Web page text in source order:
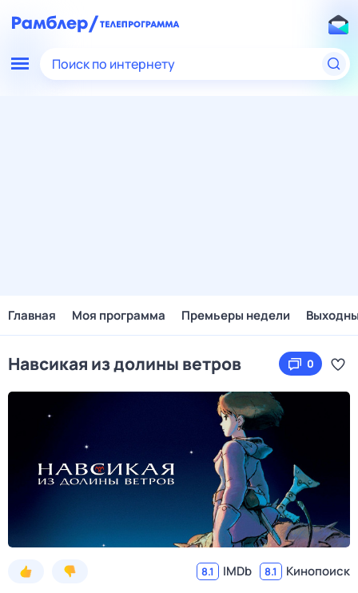
Поиск по интернету
Главная Моя программа Премьеры недели
Навсикая из долины ветров 0
8.1 IMDb 8.1 Кинопоиск